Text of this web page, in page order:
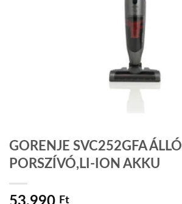
GORENJE SVC252GFA ÁLLÓ
PORSZÍVÓ,LI-ION AKKU
Ft